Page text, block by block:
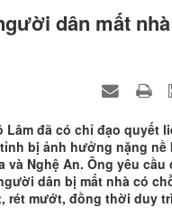
dân mất nhà
Lâm đã có chỉ đạo quyết
bị ảnh hưởng nặng nề
Nghệ An. Ông yêu cầu
dân bị mất nhà có
rét mướt, đồng thời duy trì